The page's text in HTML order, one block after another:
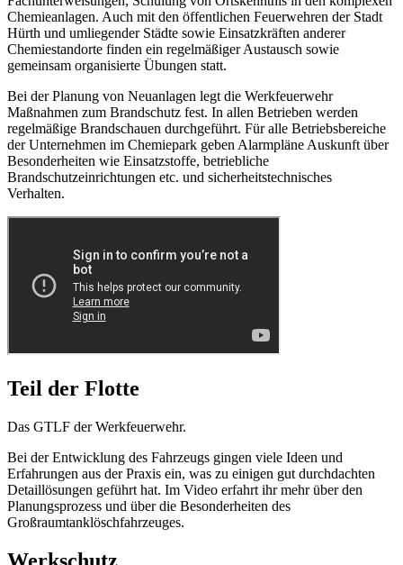
Chemieanlagen. Auch mit den öffentlichen Feuerwehren der Stadt
Hürth und umliegender Städte sowie Einsatzkräften anderer
Chemiestandorte finden ein regelmäßiger Austausch sowie
gemeinsam organisierte Übungen statt.
Bei der Planung von Neuanlagen legt die Werkfeuerwehr
Maßnahmen zum Brandschutz fest. In allen Betrieben werden
regelmäßige Brandschauen durchgeführt. Für alle Betriebsbereiche
der Unternehmen im Chemiepark geben Alarmpläne Auskunft über
Besonderheiten wie Einsatzstoffe, betriebliche
Brandschutzeinrichtungen etc. und sicherheitstechnisches
Verhalten.
Teil der Flotte
Das GTLF der Werkfeuerwehr.
Bei der Entwicklung des Fahrzeugs gingen viele Ideen und
Erfahrungen aus der Praxis ein, was zu einigen gut durchdachten
Detaillösungen geführt hat. Im Video erfahrt ihr mehr über den
Planungsprozess und über die Besonderheiten des
Großraumtanklöschfahrzeuges.
Werkschutz